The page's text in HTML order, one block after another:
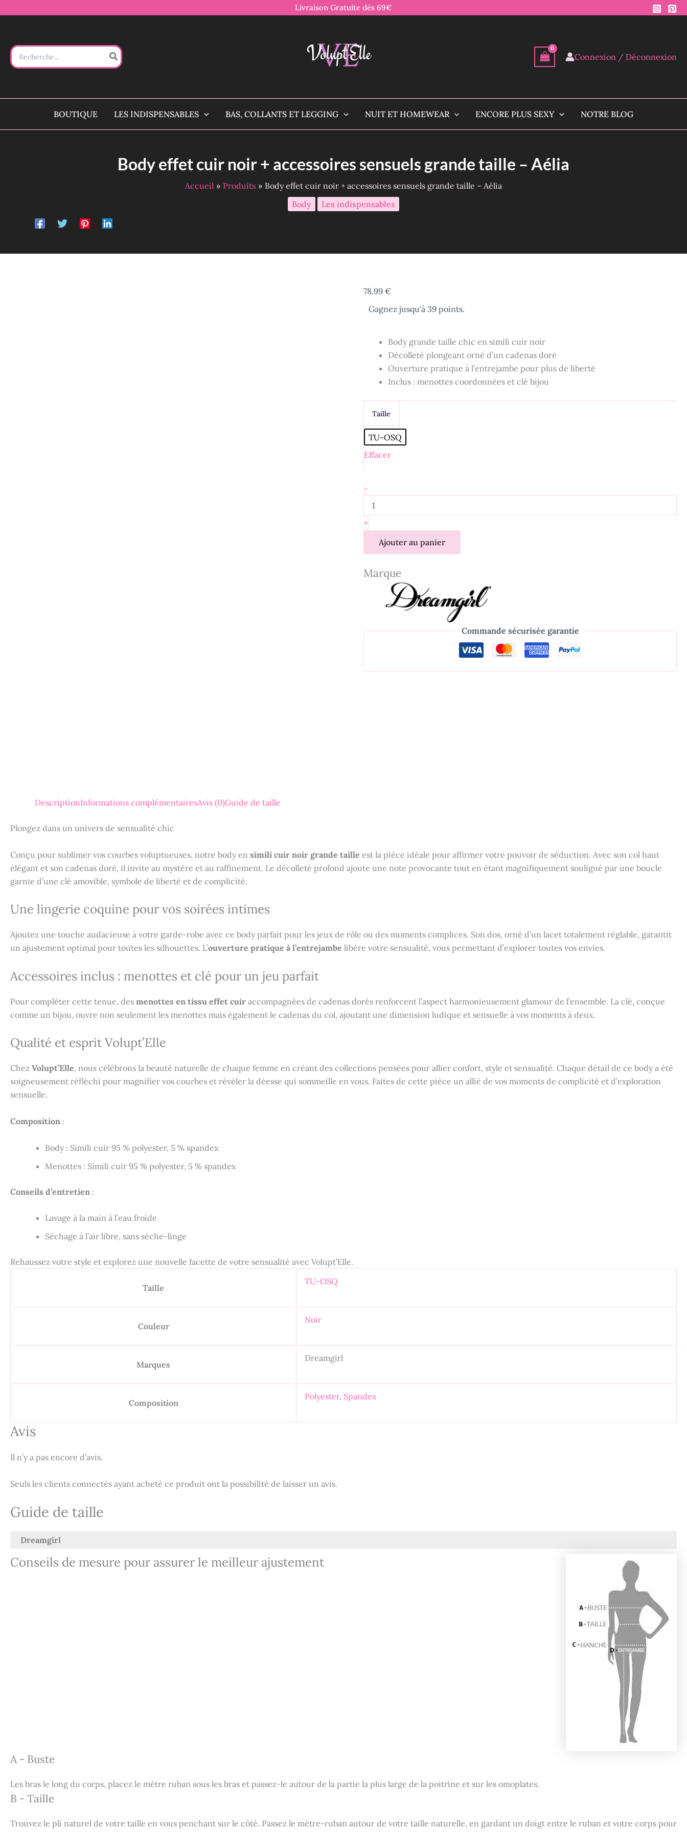
Livraison Gratuite dès 69€
Search
for:
Connexion / Déconnexion
BOUTIQUE LES INDISPENSABLES BAS, COLLANTS ET LEGGING NUIT ET HOMEWEAR ENCORE PLUS SEXY NOTRE BLOG
Body effet cuir noir + accessoires sensuels grande taille – Aélia
Accueil Produits
Body effet cuir noir + accessoires sensuels grande taille – Aélia
Body
Les indispensables
78.99€
Gagnez jusqu'à 39 points.
Body grande taille chic en simili cuir noir
Décolleté plongeant orné d’un cadenas doré
Ouverture pratique à l’entrejambe pour plus de liberté
Inclus : menottes coordonnées et clé bijou
Taille
TU-OSQ
Effacer
-
quantité
Body
noir
accessoires
sensuels
grande
-
Aélia
+
Ajouter au panier
Marque
Commande sécurisée garantie
DescriptionInformations complémentairesAvis (0)Guide de taille
Plongez dans un univers de sensualité chic
Conçu pour sublimer vos courbes voluptueuses, notre body en simili cuir noir grande taille est la pièce idéale pour affirmer votre pouvoir de séduction. Avec son col haut
élégant et son cadenas doré, il invite au mystère et au raffinement. Le décolleté profond ajoute une note provocante tout en étant magnifiquement souligné par une boucle
garnie d’une clé amovible, symbole de liberté et de complicité.
Une lingerie coquine pour vos soirées intimes
Ajoutez une touche audacieuse à votre garde-robe avec ce body parfait pour les jeux de rôle ou des moments complices. Son dos, orné d’un lacet totalement réglable, garantit
un ajustement optimal pour toutes les silhouettes. L’ouverture pratique à l’entrejambe libère votre sensualité, vous permettant d’explorer toutes vos envies.
Accessoires inclus : menottes et clé pour un jeu parfait
Pour compléter cette tenue, des menottes en tissu effet cuir accompagnées de cadenas dorés renforcent l’aspect harmonieusement glamour de l’ensemble. La clé, conçue
comme un bijou, ouvre non seulement les menottes mais également le cadenas du col, ajoutant une dimension ludique et sensuelle à vos moments à deux.
Qualité et esprit Volupt’Elle
Chez Volupt’Elle, nous célébrons la beauté naturelle de chaque femme en créant des collections pensées pour allier confort, style et sensualité. Chaque détail de ce body a été
soigneusement réfléchi pour magnifier vos courbes et révéler la déesse qui sommeille en vous. Faites de cette pièce un allié de vos moments de complicité et d’exploration
sensuelle.
Composition :
Body : Simili cuir 95 % polyester, 5 % spandex
Menottes : Simili cuir 95 % polyester, 5 % spandex
Conseils d’entretien :
Lavage à la main à l’eau froide
Séchage à l’air libre, sans sèche-linge
Rehaussez votre style et explorez une nouvelle facette de votre sensualité avec Volupt’Elle.
Taille
TU-OSQ
Couleur
Noir
Marques
Dreamgirl
Composition
Polyester, Spandex
Avis
Il n’y a pas encore d’avis.
Seuls les clients connectés ayant acheté ce produit ont la possibilité de laisser un avis.
Guide de taille
Dreamgirl
Conseils de mesure pour assurer le meilleur ajustement
A - Buste
Les bras le long du corps, placez le mètre ruban sous les bras et passez-le autour de la partie la plus large de la poitrine et sur les omoplates.
B - Taille
Trouvez le pli naturel de votre taille en vous penchant sur le côté. Passez le mètre-ruban autour de votre taille naturelle, en gardant un doigt entre le ruban et votre corps pour